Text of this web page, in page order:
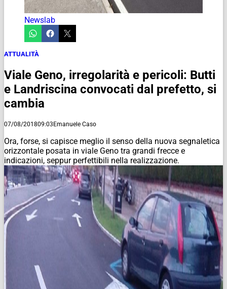
Newslab
ATTUALITÀ
Viale Geno, irregolarità e pericoli: Butti
e Landriscina convocati dal prefetto, si
cambia
07/08/201809:03Emanuele Caso
Ora, forse, si capisce meglio il senso della nuova segnaletica
orizzontale posata in viale Geno tra grandi frecce e
indicazioni, seppur perfettibili nella realizzazione.